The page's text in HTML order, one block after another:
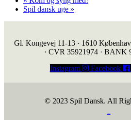
Spil dansk uge »
Gl. Kongevej 11-13 · 1610
· CVR 35921974 · BANK
Instagram
Facebook
© 2023 Spil Dansk. All